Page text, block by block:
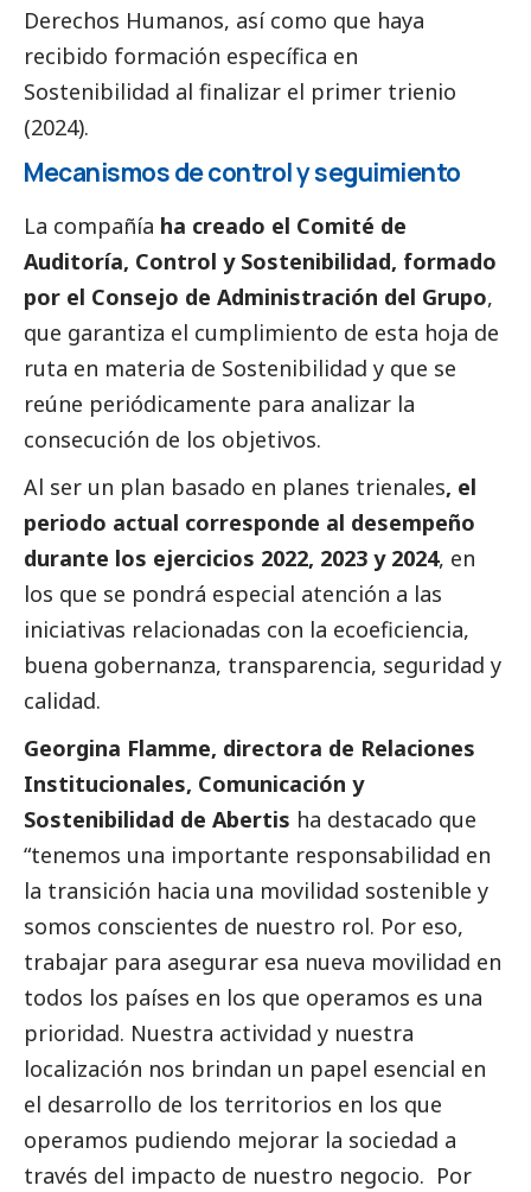
Derechos Humanos, así como que haya
recibido formación específica en
Sostenibilidad al finalizar el primer trienio
(2024).
Mecanismos de control y seguimiento
La compañía ha creado el Comité de
Auditoría, Control y Sostenibilidad, formado
por el Consejo de Administración del Grupo,
que garantiza el cumplimiento de esta hoja de
ruta en materia de Sostenibilidad y que se
reúne periódicamente para analizar la
consecución de los objetivos.
Al ser un plan basado en planes trienales, el
periodo actual corresponde al desempeño
durante los ejercicios 2022, 2023 y 2024, en
los que se pondrá especial atención a las
iniciativas relacionadas con la ecoeficiencia,
buena gobernanza, transparencia, seguridad y
calidad.
Georgina Flamme, directora de Relaciones
Institucionales, Comunicación y
Sostenibilidad de Abertis ha destacado que
“tenemos una importante responsabilidad en
la transición hacia una movilidad sostenible y
somos conscientes de nuestro rol. Por eso,
trabajar para asegurar esa nueva movilidad en
todos los países en los que operamos es una
prioridad. Nuestra actividad y nuestra
localización nos brindan un papel esencial en
el desarrollo de los territorios en los que
operamos pudiendo mejorar la sociedad a
través del impacto de nuestro negocio. Por